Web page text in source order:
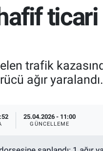
ticari
trafik
ağır
25.04.2026 - 11:00
GÜNCELLEME